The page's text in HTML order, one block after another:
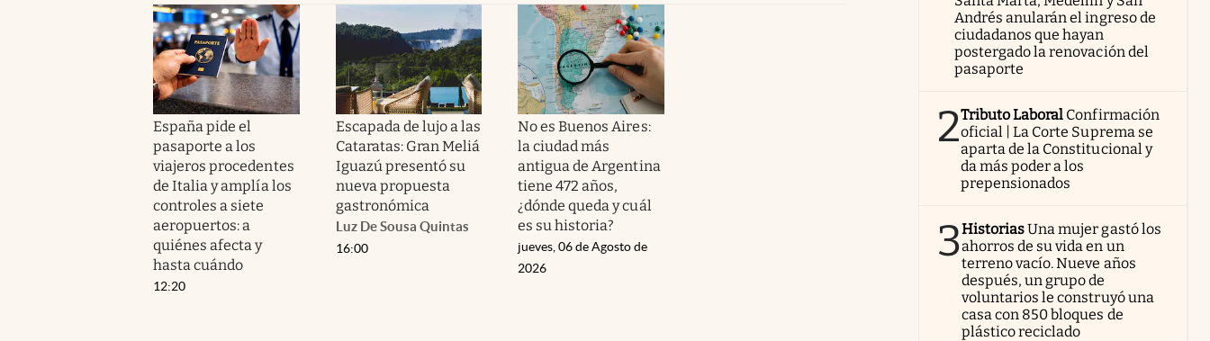
España pide el
pasaporte a los
viajeros procedentes
de Italia y amplía los
controles a siete
aeropuertos: a
quiénes afecta y
hasta cuándo
12:20
Escapada de lujo a las
Cataratas: Gran Meliá
Iguazú presentó su
nueva propuesta
gastronómica
Luz De Sousa Quintas
16:00
No es Buenos Aires:
la ciudad más
antigua de Argentina
tiene 472 años,
¿dónde queda y cuál
es su historia?
jueves, 06 de Agosto de
2026
Andrés anularán el ingreso de
ciudadanos que hayan
postergado la renovación del
pasaporte
2Tributo Laboral Confirmación
oficial | La Corte Suprema se
aparta de la Constitucional y
da más poder a los
prepensionados
3HistoriasUna mujer gastó los
ahorros de su vida en un
terreno vacío. Nueve años
después, un grupo de
voluntarios le construyó una
casa con 850 bloques de
plástico reciclado